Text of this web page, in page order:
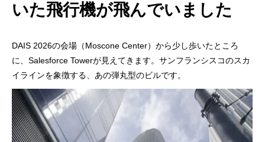
いた飛行機が飛んでいました
DAIS 2026の会場（Moscone Center）から少し歩いたところ
に、Salesforce Towerが見えてきます。サンフランシスコのスカ
イラインを象徴する、あの弾丸型のビルです。